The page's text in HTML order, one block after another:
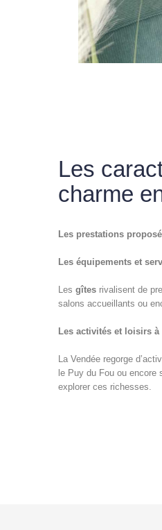
Les
charme
Les prestations
Les équipements et
Les gîtesrivalisent de
salons accueillants ou
Les activités et loisirs
La Vendée regorge
le Puy du Fou ou encore
explorer ces richesses.